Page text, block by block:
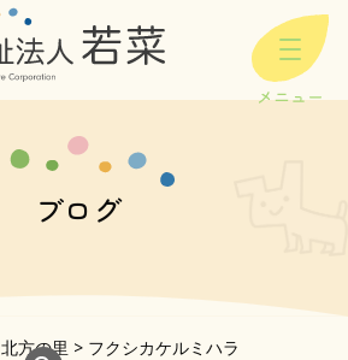
ブログ
北方の里 > フクシカケルミハラ